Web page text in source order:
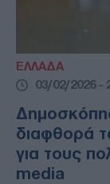
ΕΛΛΑΔΑ
03/02/2026 -
διαφθορά
για τους
media